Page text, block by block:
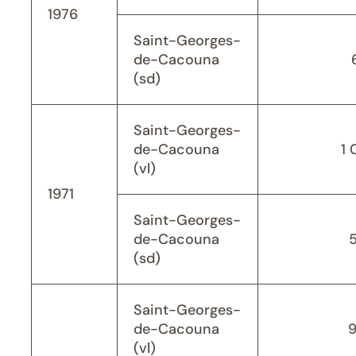
1976
Saint-Georges-
de-Cacouna
(sd)
1971
Saint-Georges-
de-Cacouna
(vl)
1
Saint-Georges-
de-Cacouna
(sd)
Saint-Georges-
de-Cacouna
(vl)